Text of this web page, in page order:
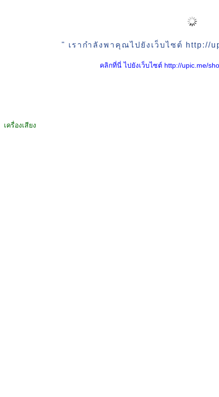
" เรากำลังพาคุณไปยังเว็บไซต์ http://
คลิกที่นี่ ไปยังเว็บไซต์ http://upic.me/
เครื่องเสียง